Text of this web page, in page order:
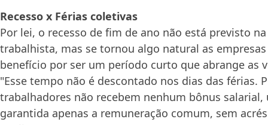
Recesso x Férias coletivas
Por lei, o recesso de fim de ano não está previsto
trabalhista, mas se tornou algo natural as
benefício por ser um período curto que abrange as
"Esse tempo não é descontado nos dias das férias.
trabalhadores não recebem nenhum bônus salarial,
garantida apenas a remuneração comum, sem